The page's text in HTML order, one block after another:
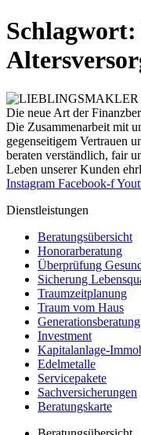
Schlagwort:
Die neue Art der
Die Zusammenarbeit mit
gegenseitigem Vertrauen
beraten verständlich, fair
Leben unserer Kunden
Instagram Facebook-f
Dienst­leistungen
Beratungsübersicht
Honorar­beratung
Überprüfung
Sicherung
Traumzeit­planung
Traum vom Haus
Generationsberatung
Investment
Kapitalanlage-
Edelmetalle
Servicepakete
Sachversicherungen
Beratungskarte